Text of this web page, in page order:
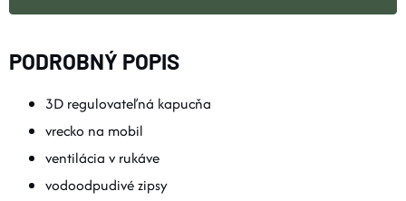
PODROBNÝ POPIS
3D regulovateľná kapucňa
vrecko na mobil
ventilácia v rukáve
vodoodpudivé zipsy